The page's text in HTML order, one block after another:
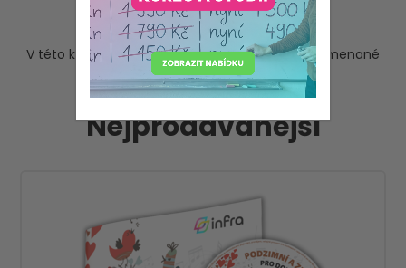
CD
V této kategorii najdete písničky a sklady zaznamenané
na CD hudebním nosiči.
Nejprodávanější